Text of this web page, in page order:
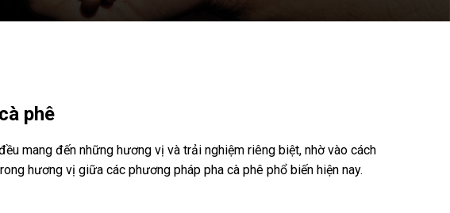
phê
mang đến những hương vị và trải nghiệm riêng biệt, nhờ vào cách
hương vị giữa các phương pháp pha cà phê phổ biến hiện nay.